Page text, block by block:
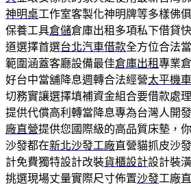
神明桌工作室客製化神明牌等多樣佛
保養工具倉儲倉庫出租多項私下借貸
道選擇首選台北汽車借款全方位合法
範圍涵蓋客廳設備最佳倉庫出租專業
好台中當舖降息週轉合法經營太平機
切務實讓選擇填補資金組合要借款處理
提供代償高利轉當降息專為台灣人開
廠直營提供您國際級的高品質床墊，
沙發都在新北沙發工廠直營貓抓皮沙
計免費獨特設計改裝貨櫃設計設計裝
挑選現場丈量實際尺寸佈置沙發工廠